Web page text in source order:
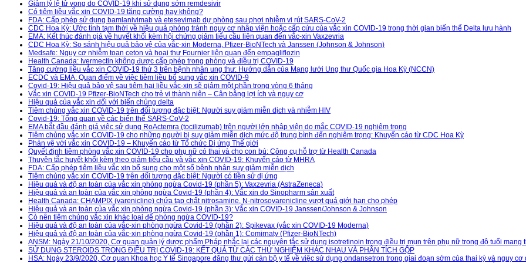
Giảm tỷ lệ tử vong do COVID-19 khi sử dụng sớm remdesivir
Có tiêm liều vắc xin COVID-19 tăng cường hay không?
FDA: Cấp phép sử dụng bamlanivimab và etesevimab dự phòng sau phơi nhiễm vi rút SARS-CoV-2
CDC Hoa Kỳ: Ước tính tạm thời về hiệu quả phòng tránh nguy cơ nhập viện hoặc cấp cứu của vắc xin COVID-19 trong thời gian biến thể Delta lưu hành
EMA: Kết thúc đánh giá về huyết khối kèm hội chứng giảm tiểu cầu liên quan đến vắc-xin Vaxzevria
CDC Hoa Kỳ: So sánh hiệu quả bảo vệ của vắc-xin Moderna, Pfizer-BioNTech và Janssen (Johnson & Johnson)
Medsafe: Nguy cơ nhiễm toan ceton và hoại thư Fournier liên quan đến empagliflozin
Health Canada: Ivermectin không được cấp phép trong phòng và điều trị COVID-19
Tăng cường liều vắc xin COVID-19 thứ 3 trên bệnh nhân ung thư: Hướng dẫn của Mạng lưới Ung thư Quốc gia Hoa Kỳ (NCCN)
ECDC và EMA: Quan điểm về việc tiêm liều bổ sung vắc xin COVID-9
Covid-19: Hiệu quả bảo vệ sau tiêm hai liều vắc-xin sẽ giảm một phần trong vòng 6 tháng
Vắc xin COVID-19 Pfizer-BioNTech cho trẻ vị thành niên – Cân bằng lợi ích và nguy cơ
Hiệu quả của vắc xin đối với biến chủng delta
Tiêm chủng vắc xin COVID-19 trên đối tượng đặc biệt: Người suy giảm miễn dịch và nhiễm HIV
Covid-19: Tổng quan về các biến thể SARS-CoV-2
EMA bắt đầu đánh giá việc sử dụng RoActemra (tocilizumab) trên người lớn nhập viện do mắc COVID-19 nghiêm trọng
Tiêm chủng vắc xin COVID-19 cho những người bị suy giảm miễn dịch mức độ trung bình đến nghiêm trọng: Khuyến cáo từ CDC Hoa Kỳ
Phản vệ với vắc xin COVID-19 – Khuyến cáo từ Tổ chức Dị ứng Thế giới
Quyết định tiêm phòng vắc xin COVID-19 cho phụ nữ có thai và cho con bú: Công cụ hỗ trợ từ Health Canada
Thuyên tắc huyết khối kèm theo giảm tiểu cầu và vắc xin COVID-19: Khuyến cáo từ MHRA
FDA: Cấp phép tiêm liều vắc xin bổ sung cho một số bệnh nhân suy giảm miễn dịch
Tiêm chủng vắc xin COVID-19 trên đối tượng đặc biệt: Người có tiền sử dị ứng
Hiệu quả và độ an toàn của vắc xin phòng ngừa Covid-19 (phần 5): Vaxzevria (AstraZeneca)
Hiệu quả và an toàn của vắc xin phòng ngừa Covid-19 (phần 4): Vắc xin do Sinopharm sản xuất
Health Canada: CHAMPIX (varenicline) chứa tạp chất nitrosamine, N-nitrosovarenicline vượt quá giới hạn cho phép
Hiệu quả và an toàn của vắc xin phòng ngừa Covid-19 (phần 3): Vắc xin COVID-19 Janssen/Johnson & Johnson
Có nên tiêm chủng vắc xin khác loại để phòng ngừa COVID-19?
Hiệu quả và độ an toàn của vắc-xin phòng ngừa Covid-19 (phần 2): Spikevax (vắc xin COVID-19 Moderna)
Hiệu quả và độ an toàn của vắc-xin phòng ngừa Covid-19 (phần 1): Comirnaty (Pfizer-BioNTech)
ANSM: Ngày 21/10/2020, Cơ quan quản lý dược phẩm Pháp nhắc lại các nguyên tắc sử dụng isotretinoin trong điều trị mụn trên phụ nữ trong độ tuổi mang
SỬ DỤNG STEROIDS TRONG ĐIỀU TRỊ COVID-19: KẾT QUẢ TỪ CÁC THỬ NGHIỆM KHÁC NHAU VÀ PHÂN TÍCH GỘP
HSA: Ngày 23/9/2020, Cơ quan Khoa học Y tế Singapore đăng thư gửi cán bộ y tế về việc sử dụng ondansetron trong giai đoạn sớm của thai kỳ và nguy cơ